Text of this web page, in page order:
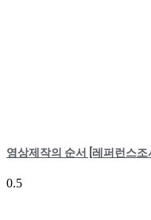
영상제작의 순서 [레퍼런스조